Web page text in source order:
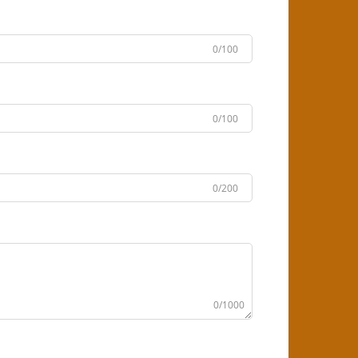
0/100
0/100
0/200
0/1000